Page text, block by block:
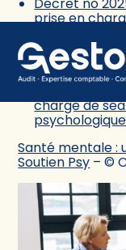
Aller
au
prise en
psychologue
Arrêté du 13
mars 2022
charge de
psychologique
Santé mentale :
Soutien Psy – ©